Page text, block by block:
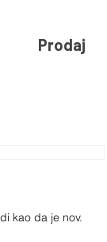
Prodaj
kao da je nov.